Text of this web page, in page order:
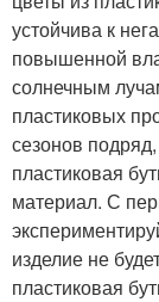
устойчива к
повышенной
солнечным
пластиковых
сезонов
пластиковая
материал. С
изделие не
пластиковая